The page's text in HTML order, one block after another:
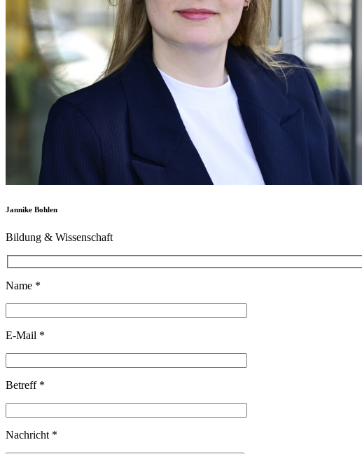
Jannike Bohlen
Bildung & Wissenschaft
Name *
E-Mail *
Betreff *
Nachricht *